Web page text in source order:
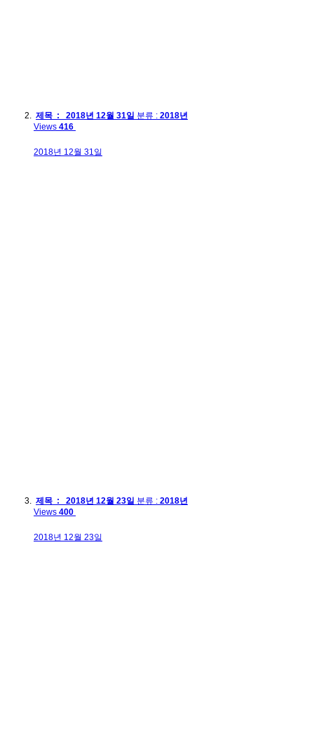
제목 : 2018년 12월 31일 분류 : 2018년
Views 416
2018년 12월 31일
제목 : 2018년 12월 23일 분류 : 2018년
Views 400
2018년 12월 23일